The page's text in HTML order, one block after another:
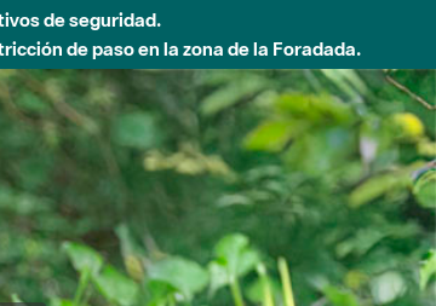
de seguridad.
de paso en la zona de la Foradada.